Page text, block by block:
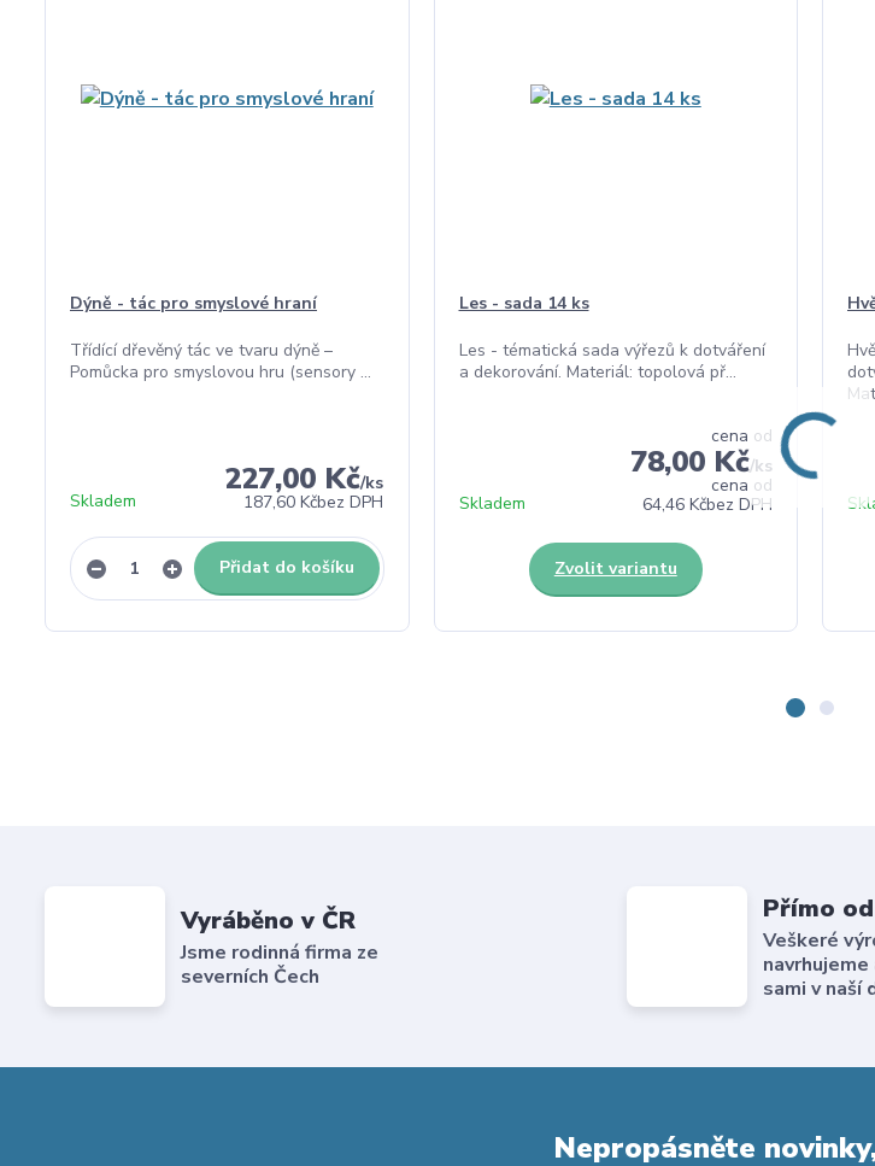
Dýně - tác pro smyslové hraní
Třídící dřevěný tác ve tvaru dýně –
Pomůcka pro smyslovou hru (sensory ...
227,00 Kč/ks
187,60 Kčbez DPH
Skladem
Přidat do košíku
Les - sada 14 ks
Les - tématická sada výřezů k dotváření
a dekorování. Materiál: topolová př...
cena od
78,00 Kč/ks
cena od
64,46 Kčbez DPH
Skladem
Zvolit variantu
Vyráběno v ČR
Jsme rodinná firma ze
severních Čech
Přímo
Veškeré
sami v naší
Nepropásněte